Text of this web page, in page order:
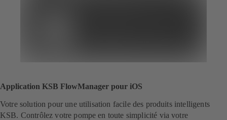
Application KSB FlowManager pour iOS
Votre solution pour une utilisation facile des produits intelligents
KSB. Contrôlez votre pompe en toute simplicité via votre